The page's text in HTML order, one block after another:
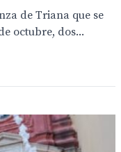
de Triana que se
octubre, dos...